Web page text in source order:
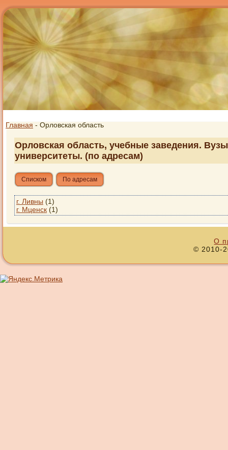
Главная - Орловская область
Орловская область, учебные заведения.
университеты. (по адресам)
Списком По адресам
г. Ливны (1)
г. Мценск (1)
О
© 2010-